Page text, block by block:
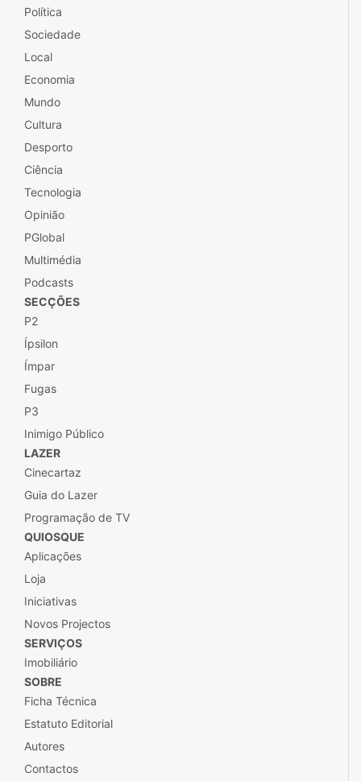
Política
Sociedade
Local
Economia
Mundo
Cultura
Desporto
Ciência
Tecnologia
Opinião
PGlobal
Multimédia
Podcasts
SECÇÕES
P2
Ípsilon
Ímpar
Fugas
P3
Inimigo Público
LAZER
Cinecartaz
Guia do Lazer
Programação de TV
QUIOSQUE
Aplicações
Loja
Iniciativas
Novos Projectos
SERVIÇOS
Imobiliário
SOBRE
Ficha Técnica
Estatuto Editorial
Autores
Contactos